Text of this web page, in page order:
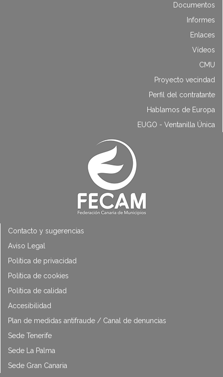
Documentos
Informes
Enlaces
Vídeos
CMU
Proyecto vecindad
Perfil del contratante
Hablamos de Europa
EUGO - Ventanilla Única
Contacto y sugerencias
Aviso Legal
Política de privacidad
Política de cookies
Política de calidad
Accesibilidad
Plan de medidas antifraude / Canal de denuncias
Sede Tenerife
Sede La Palma
Sede Gran Canaria